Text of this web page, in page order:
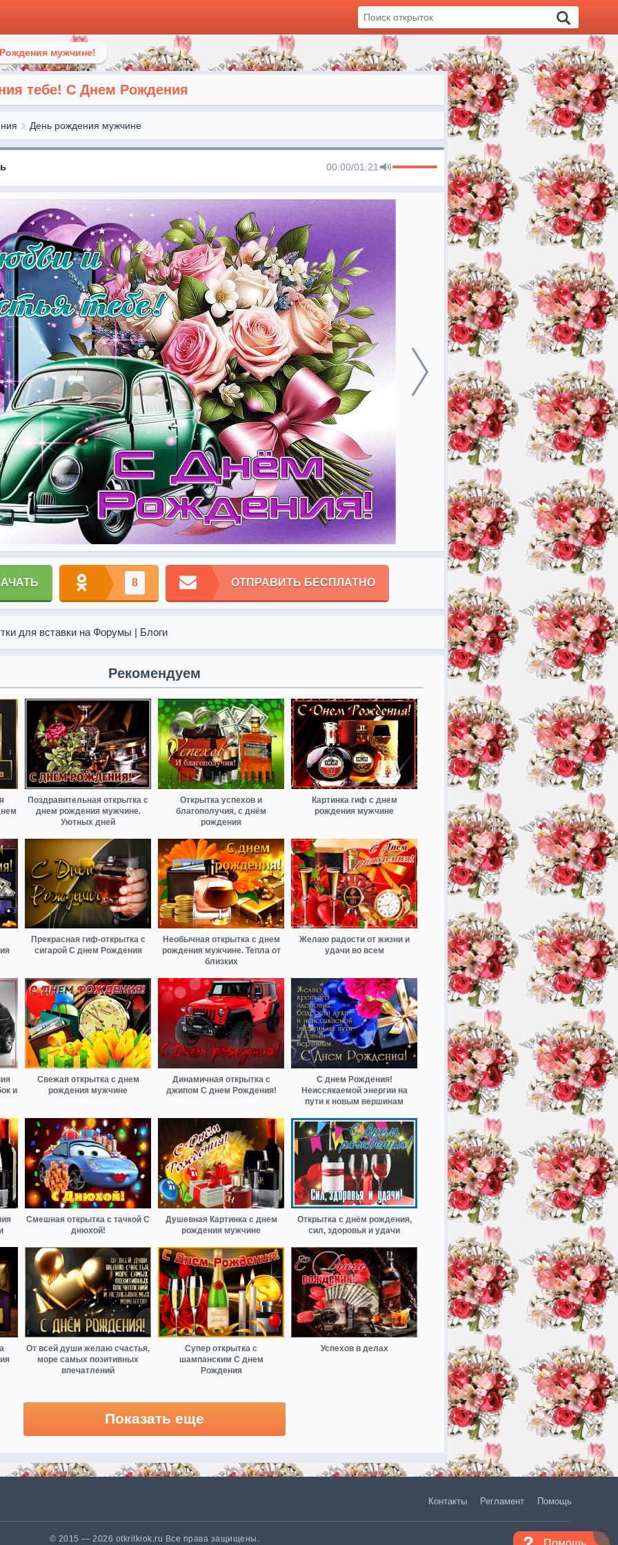
мужчине!
тебе! С Днем Рождения
День рождения мужчине
00:00/01:21
8 ОТПРАВИТЬ БЕСПЛАТНО
для вставки на Форумы | Блоги
Рекомендуем
Поздравительная открытка с
днем рождения мужчине.
Уютных дней
Открытка успехов и
благополучия, с днём
рождения
Картинка гиф с днем
рождения мужчине
Прекрасная гиф-открытка с
сигарой С днем Рождения
Необычная открытка с днем
рождения мужчине. Тепла от
близких
Желаю радости от жизни и
удачи во всем
и
Свежая открытка с днем
рождения мужчине
Динамичная открытка с
джипом С днем Рождения!
С днем Рождения!
Неиссякаемой энергии на
пути к новым вершинам
Смешная открытка с тачкой С
днюхой!
Душевная Картинка с днем
рождения мужчине
Открытка с днём рождения,
сил, здоровья и удачи
От всей души желаю счастья,
море самых позитивных
впечатлений
Супер открытка с
шампанским С днем
Рождения
Успехов в делах
Показать еще
Контакты Регламент Помощь
© 2015 — 2026 otkritkiok.ru Все права защищены.